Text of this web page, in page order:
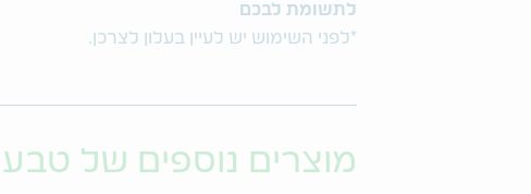
לתשומת לבכם
*לפני השימוש יש לעיין בעלון לצרכן.
מוצרים נוספים של טבע